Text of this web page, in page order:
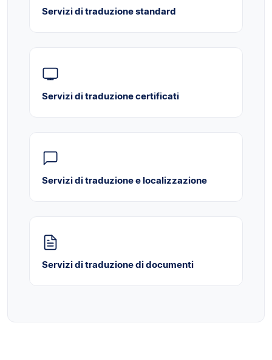
Servizi di traduzione standard
Servizi di traduzione certificati
Servizi di traduzione e localizzazione
Servizi di traduzione di documenti